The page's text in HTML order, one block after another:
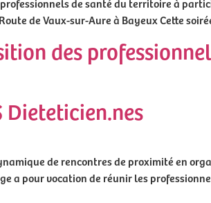
de Vaux-sur-Aure à Bayeux Cette
des
Dieteticien.nes
de rencontres de proximité en
a pour vocation de réunir les